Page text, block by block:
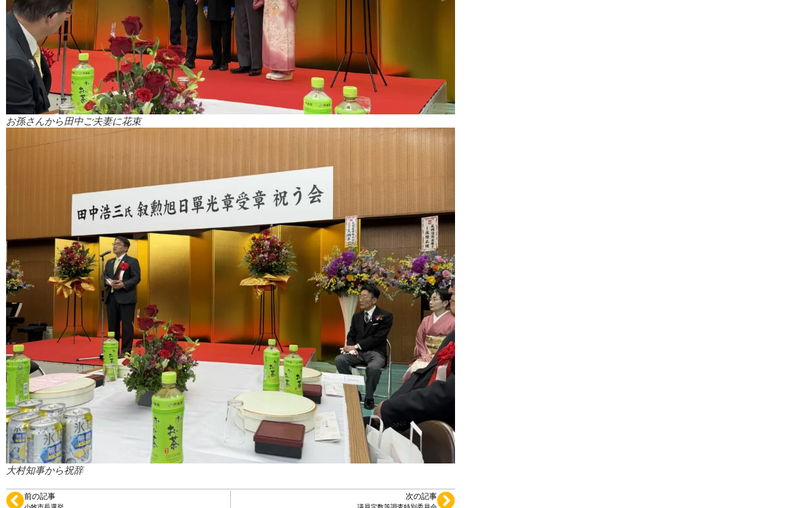
お孫さんから田中ご夫妻に花束
大村知事から祝辞
前の記事 次の記事